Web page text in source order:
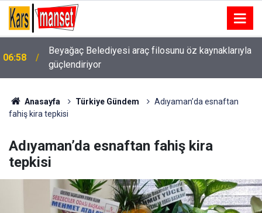
06:40 Y. Denizli Basket skor gücünü artırdı
Anasayfa Türkiye Gündem
Adıyaman’da esnaftan
fahiş kira tepkisi
Adıyaman’da esnaftan fahiş kira
tepkisi